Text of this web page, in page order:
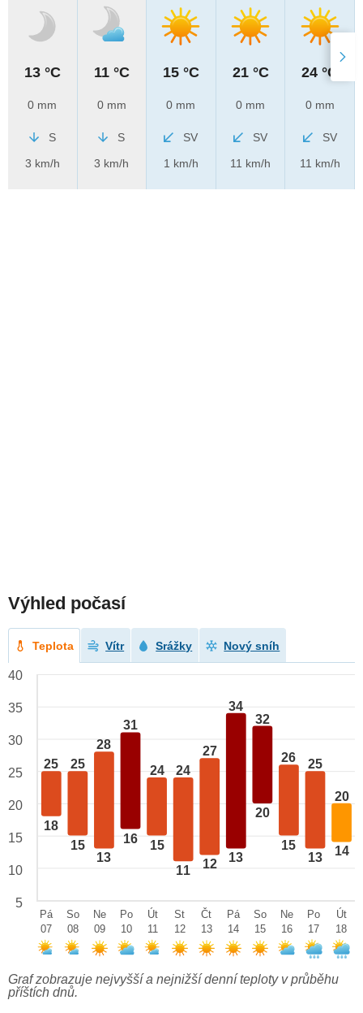
13 °C
0 mm
S
3 km/h
11 °C
0 mm
S
3 km/h
15 °C
0 mm
SV
1 km/h
21 °C
0 mm
SV
11 km/h
24 °C
0 mm
SV
11 km/h
Výhled počasí
Teplota Vítr Srážky Nový sníh
25
18
25
15
28
13
31
16
24
15
24
11
27
12
34
13
32
20
26
15
25
13
20
14
40
35
30
25
20
15
10
5
Pá
07
So
08
Ne
09
Po
10
Út
11
St
12
Čt
13
Pá
14
So
15
Ne
16
Po
17
Út
18
Graf zobrazuje nejvyšší a nejnižší denní teploty v průběhu
příštích dnů.